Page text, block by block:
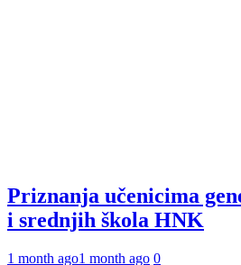
Priznanja učenicima
i srednjih škola HNK
1 month ago1 month ago 0